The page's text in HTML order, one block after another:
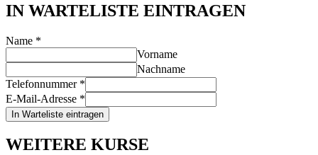
IN WARTELISTE EINTRAGEN
Name *
Vorname
Nachname
Telefonnummer *
E-Mail-Adresse *
In Warteliste eintragen
WEITERE KURSE